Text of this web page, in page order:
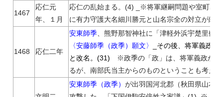
1467
応仁元
年、１月
応仁の乱始まる。(4) _※将軍継嗣問題や室町幕
に有力守護大名細川勝元と山名宗全の対立が絡
1468 応仁二年
安東師季 、熊野那智神社に「津軽外浜宇楚里鶴
〈安藤師季（政季）願文〉
_その後、将軍義政
と改名。(31) ※政季の「政」は、将軍義政から
るが、南部氏当主からのものということも考え
安東師季（政季）が出羽国河北郡（秋田県山本